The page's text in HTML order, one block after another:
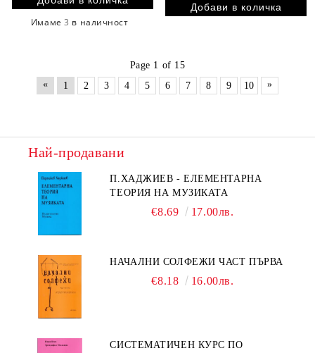
Имаме3 в наличност
Page 1 of 15
«
1 2 3 4 5 6 7 8 9 10 »
Най-продавани
П.ХАДЖИЕВ - ЕЛЕМЕНТАРНА
ТЕОРИЯ НА МУЗИКАТА
€8.69 17.00лв.
НАЧАЛНИ СОЛФЕЖИ ЧАСТ ПЪРВА
€8.18 16.00лв.
СИСТЕМАТИЧЕН КУРС ПО